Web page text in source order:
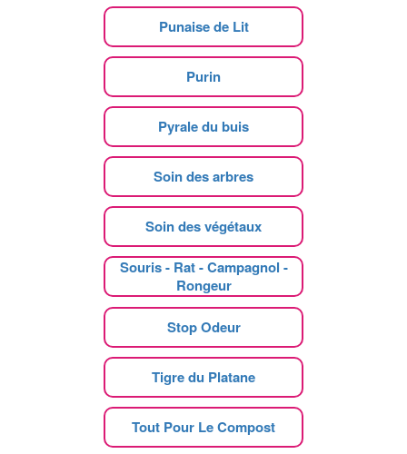
Punaise de Lit
Purin
Pyrale du buis
Soin des arbres
Soin des végétaux
Souris - Rat - Campagnol -
Rongeur
Stop Odeur
Tigre du Platane
Tout Pour Le Compost